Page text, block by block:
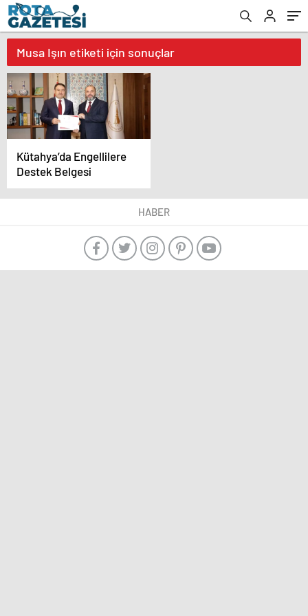
Musa Işın etiketi için sonuçlar
Kütahya’da Engellilere
Destek Belgesi
HABER